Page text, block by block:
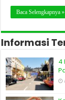
Baca Selengkapnya »
Informasi
4